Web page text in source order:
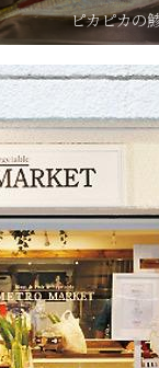
ピカピカの